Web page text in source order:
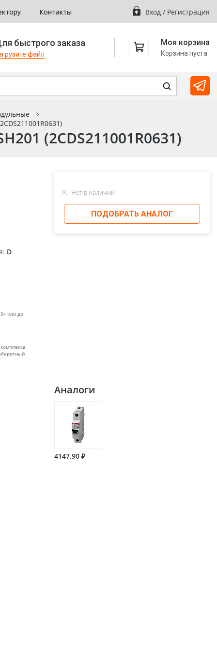
Контакты Вход / Регистрация
быстрого заказа
файл
Моя корзина
Корзина пуста
(2CDS211001R0631)
D
или до
Нет в наличии
ПОДОБРАТЬ АНАЛОГ
Аналоги
4147.90 ₽